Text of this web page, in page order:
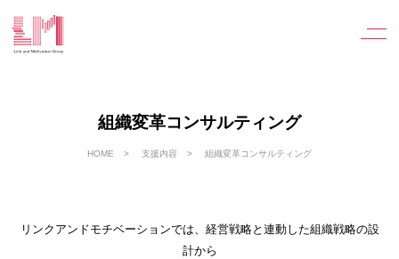
組織変革コンサルティング
HOME 支援内容 組織変革コンサルティング
リンクアンドモチベーションでは、経営戦略と連動した組織戦略の設
計から